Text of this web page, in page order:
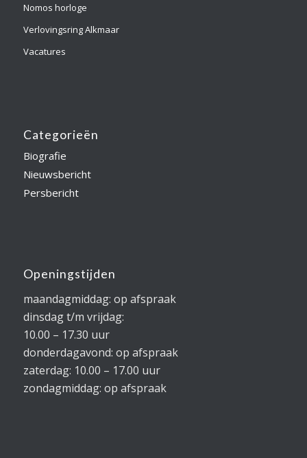
Nomos horloge
Verlovingsring Alkmaar
Vacatures
Categorieën
Biografie
Nieuwsbericht
Persbericht
Openingstijden
maandagmiddag: op afspraak
dinsdag t/m vrijdag:
10.00 – 17.30 uur
donderdagavond: op afspraak
zaterdag: 10.00 – 17.00 uur
zondagmiddag: op afspraak